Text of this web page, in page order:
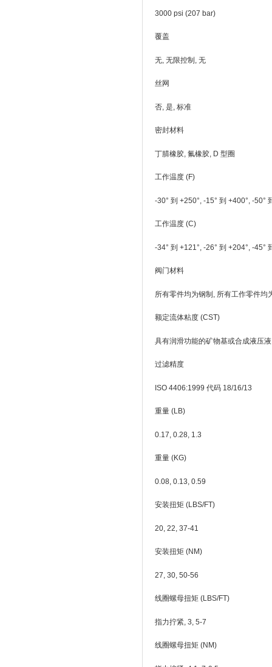
3000 psi (207 bar)
覆盖
无, 无限控制, 无
丝网
否, 是, 标准
密封材料
丁腈橡胶, 氟橡胶, D 型圈
工作温度 (F)
-30° 到 +250°, -15° 到 +400°, -50°
工作温度 (C)
-34° 到 +121°, -26° 到 +204°, -45°
阀门材料
所有零件均为钢制, 所有工作零件均
额定流体粘度 (CST)
具有润滑功能的矿物基或合成液压
过滤精度
ISO 4406:1999 代码 18/16/13
重量 (LB)
0.17, 0.28, 1.3
重量 (KG)
0.08, 0.13, 0.59
安装扭矩 (LBS/FT)
20, 22, 37-41
安装扭矩 (NM)
27, 30, 50-56
线圈螺母扭矩 (LBS/FT)
指力拧紧, 3, 5-7
线圈螺母扭矩 (NM)